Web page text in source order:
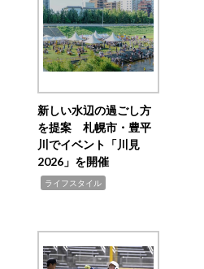
新しい水辺の過ごし方
を提案 札幌市・豊平
川でイベント「川見
2026」を開催
ライフスタイル